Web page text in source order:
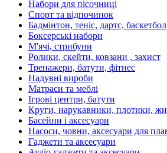
Набори для пісочниці
Спорт та відпочинок
Бадмінтон, теніс, дартс, баскетбол
Боксерські набори
М'ячі, стрибуни
Ролики, скейти, ковзани , захист
Тренажери, батути, фітнес
Надувні вироби
Матраси та меблі
Ігрові центри, батути
Круги, нарукавники, плотики,
Басейни і аксесуари
Насоси, човни, аксесуари для
Гаджети та аксесуари